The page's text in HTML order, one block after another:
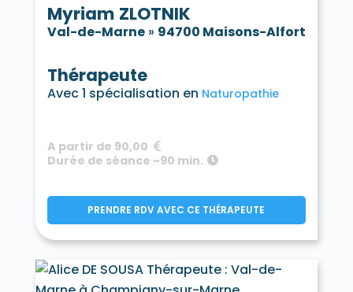
Myriam ZLOTNIK
Val-de-Marne» 94700 Maisons-Alfort
Thérapeute
Avec 1 spécialisation en Naturopathie
A partir de 90,00
Durée de séance ~90 min.
PRENDRE RDV AVEC CE THÉRAPEUTE